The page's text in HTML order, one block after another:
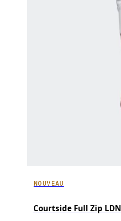
NOUVEAU
Courtside Full Zip LDN